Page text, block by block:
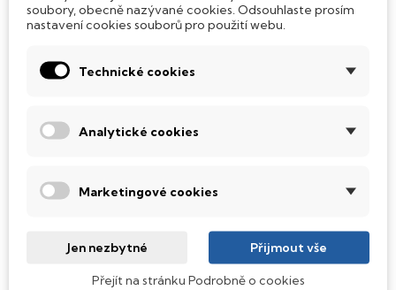
POPIS PARAMETRY PRODUKTU
SSD Disk
(Hard Disk Drive) disků nedisponuje žádnými pohyblivými
k mechanickému poškození. Díky použití elektronické
soustavy je tento disk mnohem
tiššía především nabízí
rychlejší
práci s daty.
soubory, obecně nazývané cookies. Odsouhlaste prosím
nastavení cookies souborů pro použití webu.
Technické cookies
Analytické cookies
Marketingové cookies
Jen nezbytné Přijmout vše
Přejít na stránku Podrobně o cookies